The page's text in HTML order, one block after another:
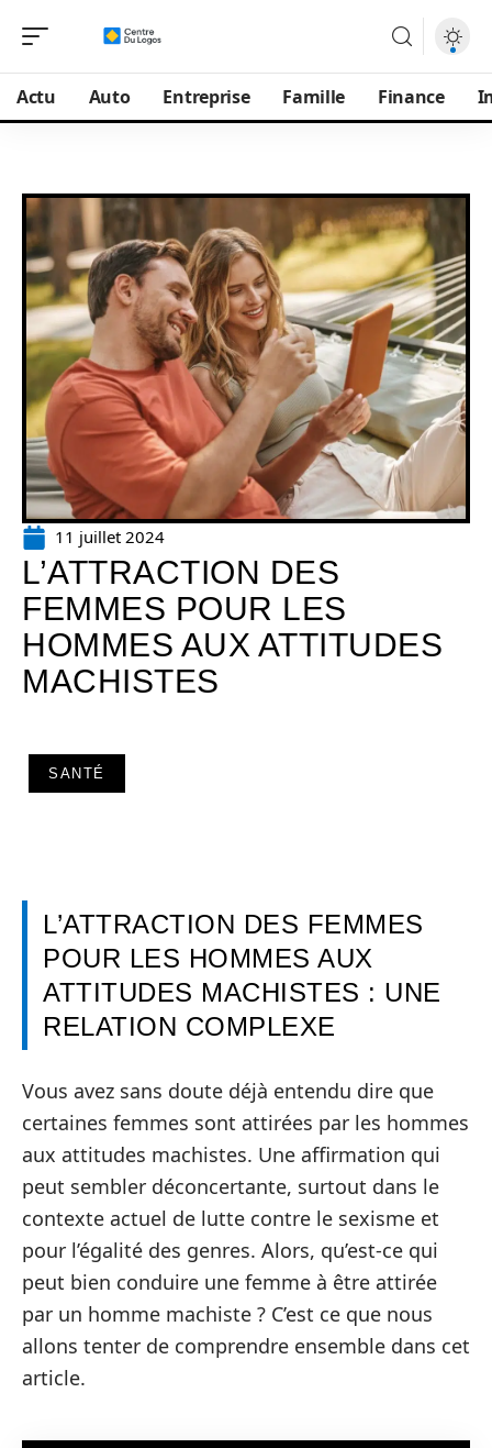
Actu Auto Entreprise Famille Finance
11 juillet 2024
L’ATTRACTION DES
FEMMES POUR LES
HOMMES AUX ATTITUDES
MACHISTES
SANTÉ
L’ATTRACTION DES FEMMES
POUR LES HOMMES AUX
ATTITUDES MACHISTES : UNE
RELATION COMPLEXE
Vous avez sans doute déjà entendu dire que
certaines femmes sont attirées par les hommes
aux attitudes machistes. Une affirmation qui
peut sembler déconcertante, surtout dans le
contexte actuel de lutte contre le sexisme et
pour l’égalité des genres. Alors, qu’est-ce qui
peut bien conduire une femme à être attirée
par un homme machiste ? C’est ce que nous
allons tenter de comprendre ensemble dans cet
article.